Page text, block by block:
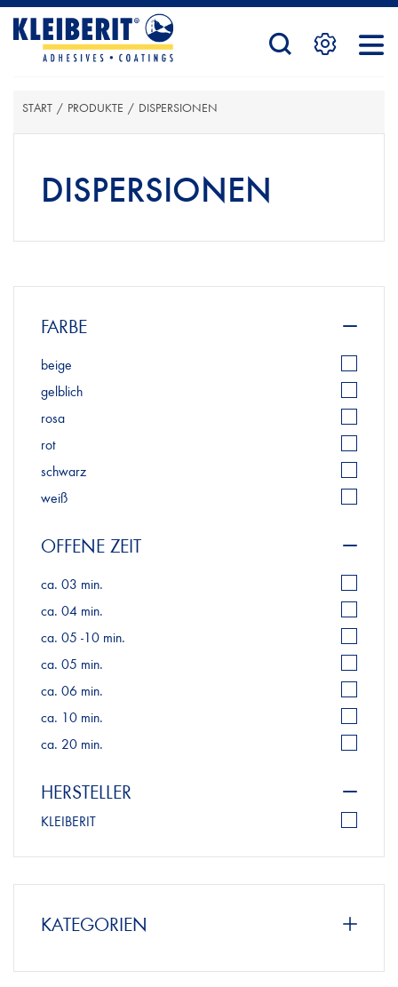
STARTSEITE
PRODUKTE
KONTAKTFORMULAR
HÄNDLERSUCHE
START / PRODUKTE / DISPERSIONEN
DISPERSIONEN
FARBE
beige
gelblich
rosa
rot
schwarz
weiß
OFFENE ZEIT
ca. 03 min.
ca. 04 min.
ca. 05 -10 min.
ca. 05 min.
ca. 06 min.
ca. 10 min.
ca. 20 min.
HERSTELLER
KLEIBERIT
KATEGORIEN